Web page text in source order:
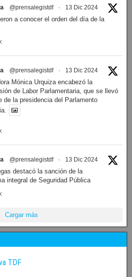
@prensalegistdf · 13 Dic 2024
a conocer el orden del día de la
@prensalegistdf · 13 Dic 2024
Mónica Urquiza encabezó la
de Labor Parlamentaria, que se llevó
de la presidencia del Parlamento
@prensalegistdf · 13 Dic 2024
destacó la sanción de la
integral de Seguridad Pública
Cargar más
TDF